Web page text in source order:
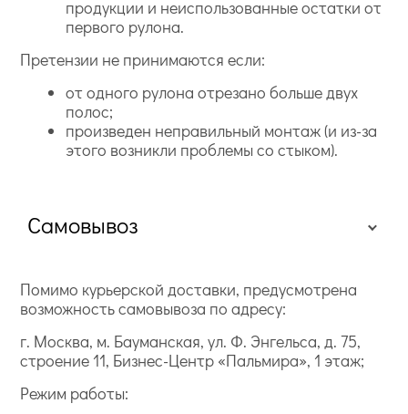
продукции и неиспользованные остатки от
первого рулона.
Претензии не принимаются если:
от одного рулона отрезано больше двух
полос;
произведен неправильный монтаж (и из-за
этого возникли проблемы со стыком).
Самовывоз
Помимо курьерской доставки, предусмотрена
возможность самовывоза по адресу:
г. Москва, м. Бауманская, ул. Ф. Энгельса, д. 75,
строение 11, Бизнес-Центр «Пальмира», 1 этаж;
Режим работы: